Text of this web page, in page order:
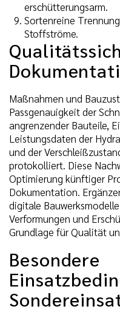
erschütterungsarm.
Sortenreine
Stoffströme.
Maßnahmen und
Passgenauigkeit der
angrenzender Bauteile,
Leistungsdaten der
und der
protokolliert. Diese
Optimierung künftiger
Dokumentation.
digitale
Verformungen und
Grundlage für Qualität
Besondere